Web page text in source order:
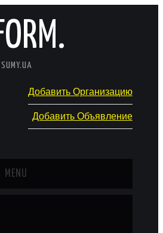
SUMY.UA
Добавить Организацию
Добавить Объявление
MENU